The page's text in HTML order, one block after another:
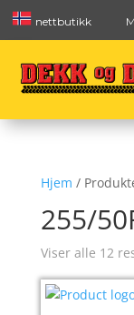
nettbutikk
Hjem /
255/
Viser alle 12